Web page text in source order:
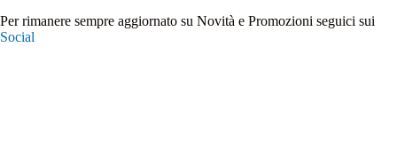
Per rimanere sempre aggiornato su Novità e Promozioni seguici sui
Social